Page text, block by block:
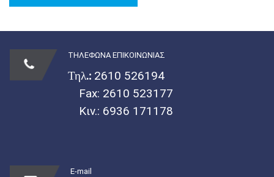
ΤΗΛΕΦΩΝΑ ΕΠΙΚΟΙΝΩΝΙΑΣ
Τηλ.: 2610 526194
Fax: 2610 523177
Κιν.: 6936 171178
E-mail